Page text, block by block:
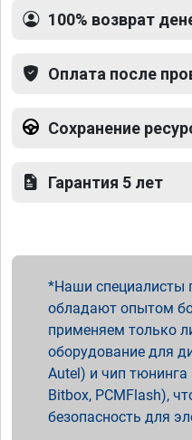
100% возврат
Оплата после
Сохранение
Гарантия 5 лет
Наши специалисты
обладают опытом
применяем только
оборудование для
Autel) и чип тюнинга
Bitbox, PCMFlash),
безопасность для